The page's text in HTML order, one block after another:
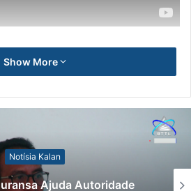
Show More
Notísia Kalan
Ajuda Autoridade